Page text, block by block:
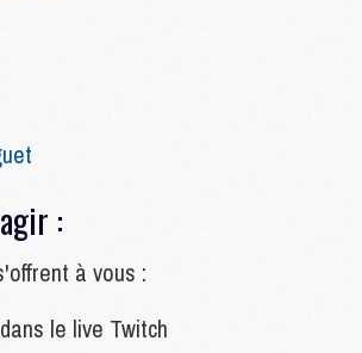
:
à vous :
le live Twitch